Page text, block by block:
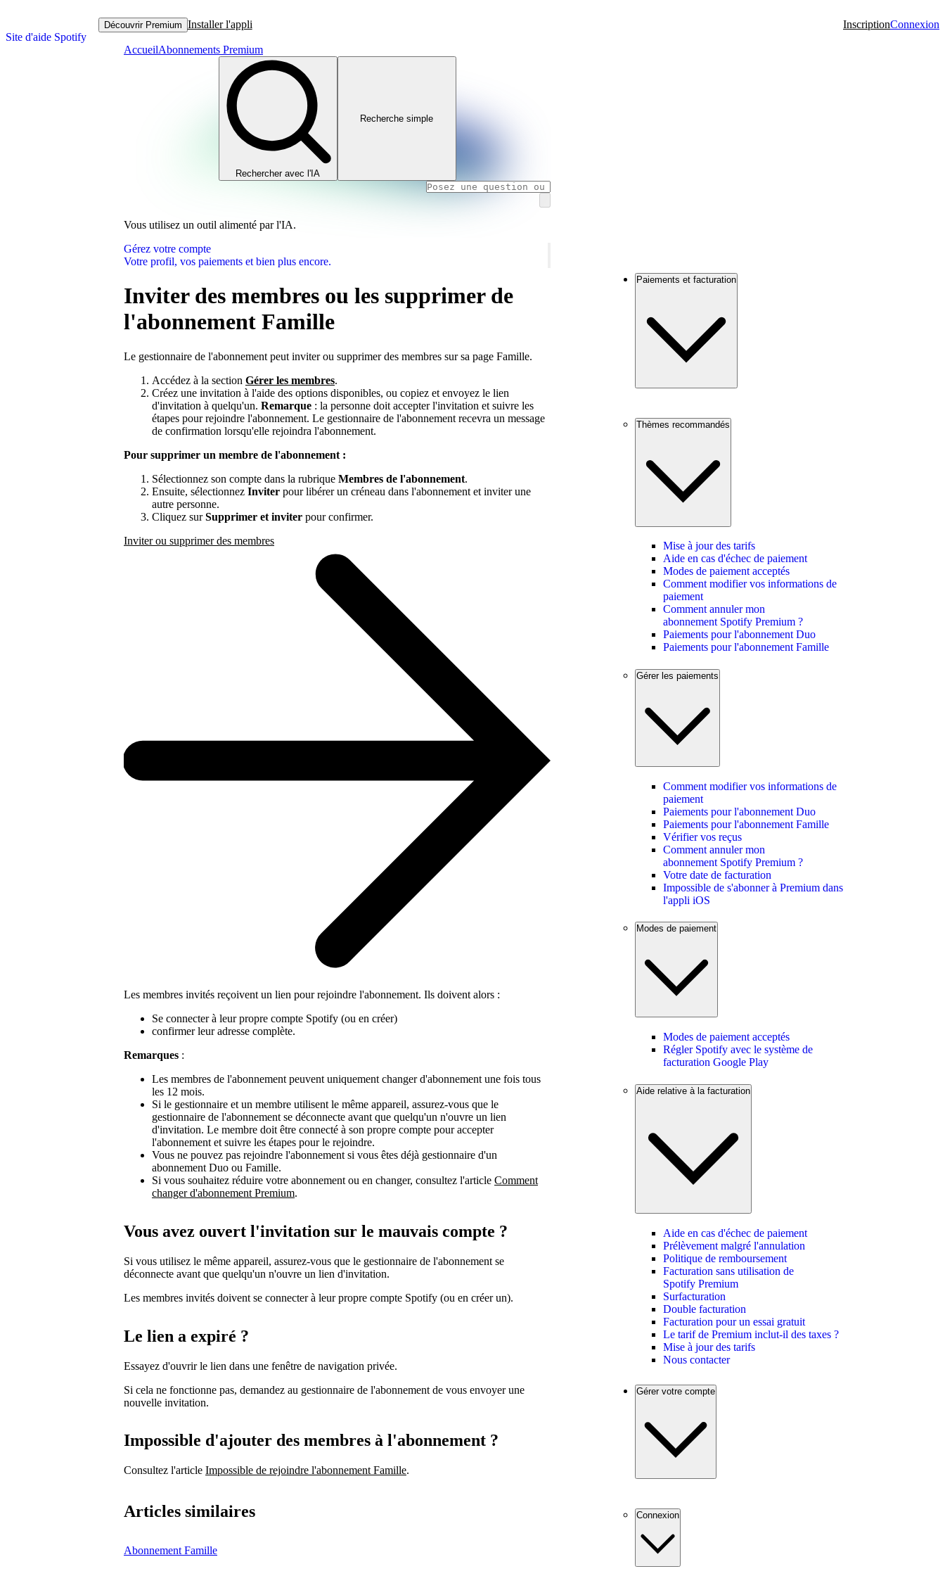
Site d'aide Spotify
Découvrir Premium Installer l'appli InscriptionConnexion
AccueilAbonnements Premium
Rechercher avec l'IA
Recherche simple
Vous utilisez un outil alimenté par l'IA.
Gérez votre compte
Votre profil, vos paiements et bien plus encore.
Inviter des membres ou les supprimer de
l'abonnement Famille
Le gestionnaire de l'abonnement peut inviter ou supprimer des membres sur sa page Famille.
Accédez à la section Gérer les membres.
Créez une invitation à l'aide des options disponibles, ou copiez et envoyez le lien
d'invitation à quelqu'un. Remarque : la personne doit accepter l'invitation et suivre les
étapes pour rejoindre l'abonnement. Le gestionnaire de l'abonnement recevra un message
de confirmation lorsqu'elle rejoindra l'abonnement.
Pour supprimer un membre de l'abonnement :
Sélectionnez son compte dans la rubrique Membres de l'abonnement.
Ensuite, sélectionnez Inviter pour libérer un créneau dans l'abonnement et inviter une
autre personne.
Cliquez surSupprimer et inviter pour confirmer.
Inviter ou supprimer des membres
Les membres invités reçoivent un lien pour rejoindre l'abonnement. Ils doivent alors :
Se connecter à leur propre compte Spotify (ou en créer)
confirmer leur adresse complète.
Remarques :
Les membres de l'abonnement peuvent uniquement changer d'abonnement une fois tous
les 12 mois.
Si le gestionnaire et un membre utilisent le même appareil, assurez-vous que le
gestionnaire de l'abonnement se déconnecte avant que quelqu'un n'ouvre un lien
d'invitation. Le membre doit être connecté à son propre compte pour accepter
l'abonnement et suivre les étapes pour le rejoindre.
Vous ne pouvez pas rejoindre l'abonnement si vous êtes déjà gestionnaire d'un
abonnement Duo ou Famille.
Si vous souhaitez réduire votre abonnement ou en changer, consultez l'article Comment
changer d'abonnement Premium.
Vous avez ouvert l'invitation sur le mauvais compte ?
Si vous utilisez le même appareil, assurez-vous que le gestionnaire de l'abonnement se
déconnecte avant que quelqu'un n'ouvre un lien d'invitation.
Les membres invités doivent se connecter à leur propre compte Spotify (ou en créer un).
Le lien a expiré ?
Essayez d'ouvrir le lien dans une fenêtre de navigation privée.
Si cela ne fonctionne pas, demandez au gestionnaire de l'abonnement de vous envoyer une
nouvelle invitation.
Impossible d'ajouter des membres à l'abonnement ?
Consultez l'article Impossible de rejoindre l'abonnement Famille.
Articles similaires
Abonnement Famille
Paiements et facturation
Thèmes recommandés
Mise à jour des tarifs
Aide en cas d'échec de paiement
Modes de paiement acceptés
Comment modifier vos informations de
paiement
Comment annuler mon
abonnement Spotify Premium ?
Paiements pour l'abonnement Duo
Paiements pour l'abonnement Famille
Gérer les paiements
Comment modifier vos informations de
paiement
Paiements pour l'abonnement Duo
Paiements pour l'abonnement Famille
Vérifier vos reçus
Comment annuler mon
abonnement Spotify Premium ?
Votre date de facturation
Impossible de s'abonner à Premium dans
l'appli iOS
Modes de paiement
Modes de paiement acceptés
Régler Spotify avec le système de
facturation Google Play
Aide relative à la facturation
Aide en cas d'échec de paiement
Prélèvement malgré l'annulation
Politique de remboursement
Facturation sans utilisation de
Spotify Premium
Surfacturation
Double facturation
Facturation pour un essai gratuit
Le tarif de Premium inclut-il des taxes ?
Mise à jour des tarifs
Nous contacter
Gérer votre compte
Connexion